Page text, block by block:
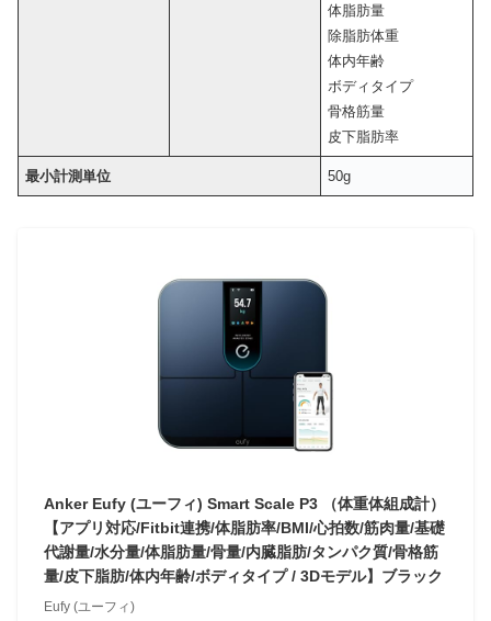
体脂肪量
除脂肪体重
体内年齢
ボディタイプ
骨格筋量
皮下脂肪率
最小計測単位 50g
Anker Eufy (ユーフィ) Smart Scale P3 （体重体組成計）
【アプリ対応/Fitbit連携/体脂肪率/BMI/心拍数/筋肉量/基礎
代謝量/水分量/体脂肪量/骨量/内臓脂肪/タンパク質/骨格筋
量/皮下脂肪/体内年齢/ボディタイプ / 3Dモデル】ブラック
Eufy (ユーフィ)